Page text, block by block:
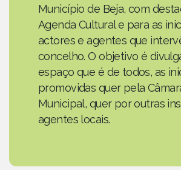
Município de Beja, com
Agenda Cultural e para as
actores e agentes que
concelho. O objetivo é
espaço que é de todos, as
promovidas quer pela
Municipal, quer por outras
agentes locais.